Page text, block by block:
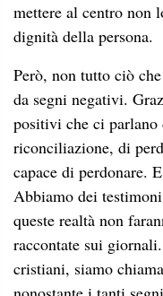
mettere al centro non
dignità della persona.
Però, non tutto ciò
da segni negativi.
positivi che ci
riconciliazione, di
capace di perdonare.
Abbiamo dei
queste realtà non
raccontate sui
cristiani, siamo